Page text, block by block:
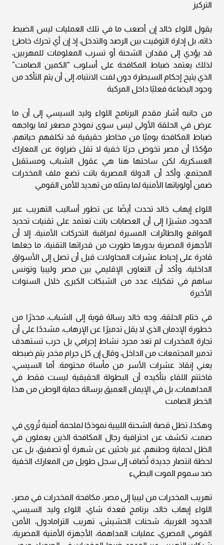
التركيز
يقول اللواء خالد إن أصعب ما في تلك العمليات ليس الضبط
ذاته، بل إدارة التوقيت بين الرصد والتدخل، إذ إن أي تحرك خاطئ
قد يؤدي إلى فقدان الشحنة أو تسرب المعلومات للمهربين،
لذلك يعتمد ضباط المكافحة على أسلوب “الكمين الصامت”
الذي يتيح إحكام السيطرة دون لفت الانتباه، إلى أن يتم التأكد من
وجود البضاعة فعليًا داخل المركبة
من جانبه أشار مقدم البرنامج اللواء وليد السيسي إلى أن ما
عرض في الحلقة الأولى ليس سوى نموذج مصغر لما يواجهه
ضباط المكافحة يوميًا من مخاطر حقيقية قد تكلفهم حياتهم،
مؤكدًا أن مصر تخوض حربًا خفية لا تقل ضراوة عن المعارك
العسكرية، لكن ساحتها هنا هي عقول الشباب ومستقبل
المجتمع، وأكد أن الدولة المصرية باتت تضع ملف المخدرات
ضمن أولوياتها الأمنية لما يمثله من تهديد للأمن القومي
اللواء إيهاب خالد تحدث أيضًا عن تطور أساليب التهريب عبر
الحدود، مشيرًا إلى أن العصابات باتت تعتمد على تقنيات تحديد
المواقع والطائرات المسيرة لمراقبة التحركات الأمنية، إلا أن
الأجهزة المصرية بدورها طورت من قدراتها التقنية، ما جعلها
قادرة على إحباط عشرات المحاولات قبل أن تصل إلى الأسواق
الداخلية، وأكد أن التعاون الإقليمي بين مصر وليبيا وتونس
ساهم في تفكيك عدد من الشبكات الكبرى خلال السنوات
الأخيرة
في ختام الحلقة، وجه خالد رسالة قوية إلى الشباب، محذرًا من
خطورة الإدمان الذي لا يقل تدميرًا عن الإرهاب، مشددًا على أن
تجارة المخدرات لم تعد مجرد نشاط إجرامي بل حرب تستهدف
تدمير المجتمعات من الداخل، وقال إن كل جرام مخدر يتم ضبطه
يعني إنقاذ عشرات الأسر من مأساة محتومة. أما السيسي،
فاختتم اللقاء بتأكيده أن البطولة الحقيقية ليست فقط في
المداهمات، بل في الإيمان العميق برسالة حماية الوطن من هذا
الخطر الصامت
وهكذا، تظل قصة الشحنة الليبية نموذجًا لملحمة أمنية تُروى في
صمت، تكشف عن احترافية رجال المكافحة الذين يعملون في
الظل لحماية وطنهم، غير باحثين عن شهرة أو تصفيق، بل عن
لحظة انتصار جديدة تُضاف إلى سجل طويل من المعارك الخفية
ضد سموم الموت البطيء
تهريب المخدرات من ليبيا إلى مصر، مكافحة المخدرات في مصر،
اللواء إيهاب خالد، برنامج قعدة شاي، اللواء وليد السيسي،
الحدود الغربية، شحنات الحشيش، تهريب الترامادول، الأمن
القومي المصري، عمليات المداهمة، الأجهزة الأمنية المصرية،